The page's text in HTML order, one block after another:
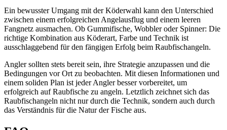
Ein bewusster Umgang mit der Köderwahl kann den Unterschied
zwischen einem erfolgreichen Angelausflug und einem leeren
Fangnetz ausmachen. Ob Gummifische, Wobbler oder Spinner: Die
richtige Kombination aus Köderart, Farbe und Technik ist
ausschlaggebend für den fängigen Erfolg beim Raubfischangeln.
Angler sollten stets bereit sein, ihre Strategie anzupassen und die
Bedingungen vor Ort zu beobachten. Mit diesen Informationen und
einem soliden Plan ist jeder Angler besser vorbereitet, um
erfolgreich auf Raubfische zu angeln. Letztlich zeichnet sich das
Raubfischangeln nicht nur durch die Technik, sondern auch durch
das Verständnis für die Natur der Fische aus.